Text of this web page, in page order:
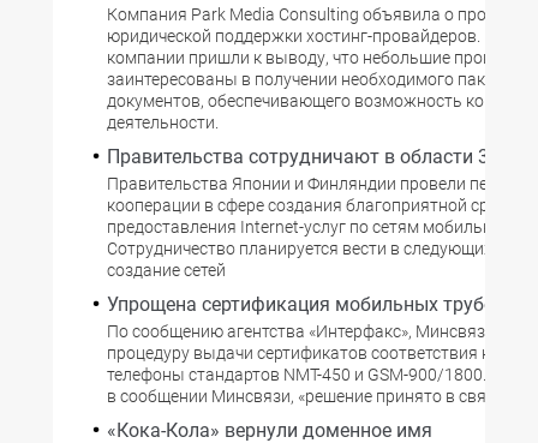
Компания Park Media Consulting объявила о
юридической поддержки хостинг-провайдеров.
компании пришли к выводу, что небольшие
заинтересованы в получении необходимого пакета
документов, обеспечивающего возможность
деятельности.
Правительства сотрудничают в области 3G
Правительства Японии и Финляндии провели
кооперации в сфере создания благоприятной среды
предоставления Internet-услуг по сетям мобильной
Сотрудничество планируется вести в следующих
создание сетей
Упрощена сертификация мобильных трубок
По сообщению агентства «Интерфакс», Минсвязи РФ
процедуру выдачи сертификатов соответствия на
телефоны стандартов NMT-450 и GSM-900/1800. Как
в сообщении Минсвязи, «решение принято в связи
«Кока-Кола» вернули доменное имя